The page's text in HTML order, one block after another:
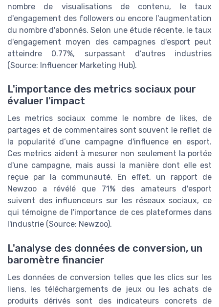
nombre de visualisations de contenu, le taux
d'engagement des followers ou encore l'augmentation
du nombre d'abonnés. Selon une étude récente, le taux
d'engagement moyen des campagnes d'esport peut
atteindre 0.77%, surpassant d’autres industries
(Source: Influencer Marketing Hub).
L'importance des metrics sociaux pour
évaluer l'impact
Les metrics sociaux comme le nombre de likes, de
partages et de commentaires sont souvent le reflet de
la popularité d’une campagne d'influence en esport.
Ces metrics aident à mesurer non seulement la portée
d'une campagne, mais aussi la manière dont elle est
reçue par la communauté. En effet, un rapport de
Newzoo a révélé que 71% des amateurs d'esport
suivent des influenceurs sur les réseaux sociaux, ce
qui témoigne de l'importance de ces plateformes dans
l'industrie (Source: Newzoo).
L'analyse des données de conversion, un
baromètre financier
Les données de conversion telles que les clics sur les
liens, les téléchargements de jeux ou les achats de
produits dérivés sont des indicateurs concrets de